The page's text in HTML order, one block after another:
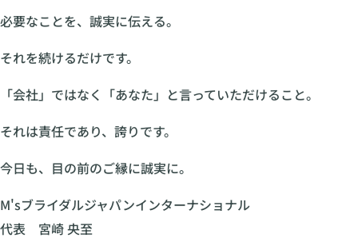
必要なことを、誠実に伝える。
それを続けるだけです。
「会社」ではなく「あなた」と言っていただけること。
それは責任であり、誇りです。
今日も、目の前のご縁に誠実に。
M'sブライダルジャパンインターナショナル
代表 宮崎 央至